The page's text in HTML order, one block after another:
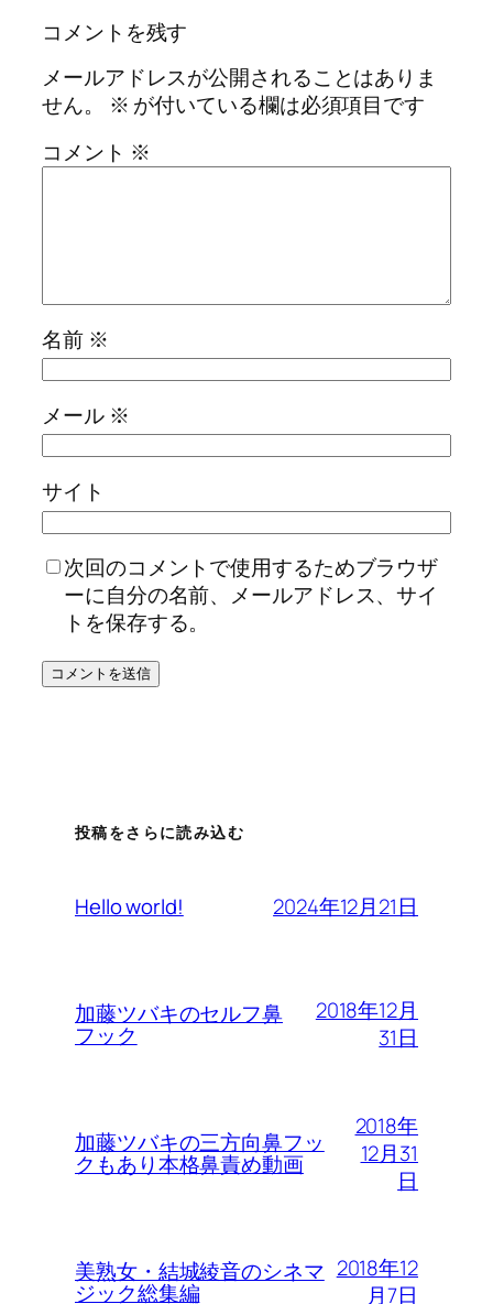
コメントを残す
メールアドレスが公開されることはありま
せん。
※ が付いている欄は必須項目です
コメント ※
名前 ※
メール ※
サイト
次回のコメントで使用するためブラウザ
ーに自分の名前、メールアドレス、サイ
トを保存する。
投稿をさらに読み込む
Hello world! 2024年12月21日
加藤ツバキのセルフ鼻
フック
2018年12月
31日
加藤ツバキの三方向鼻フッ
クもあり本格鼻責め動画
2018年
12月31
日
美熟女・結城綾音のシネマ
ジック総集編
2018年12
月7日